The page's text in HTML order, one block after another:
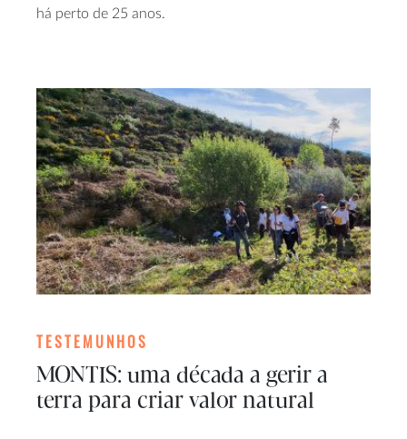
há perto de 25 anos.
TESTEMUNHOS
MONTIS: uma década a gerir a
terra para criar valor natural